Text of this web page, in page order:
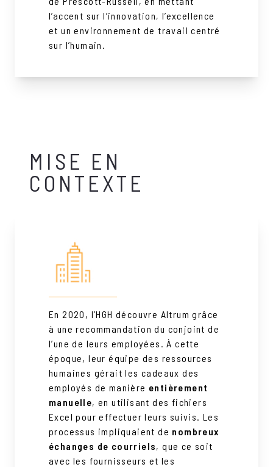
l’accent sur l’innovation, l’excellence
et un environnement de travail centré
sur l’humain.
MISE EN
CONTEXTE
En 2020, l’HGH découvre Altrum grâce
à une recommandation du conjoint de
l’une de leurs employées. À cette
époque, leur équipe des ressources
humaines gérait les cadeaux des
employés de manière entièrement
manuelle, en utilisant des fichiers
Excel pour effectuer leurs suivis. Les
processus impliquaient de nombreux
échanges de courriels, que ce soit
avec les fournisseurs et les